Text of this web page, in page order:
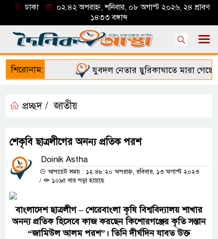
ঢাকা
০২:৪২ অপরাহ্ন, শনিবার, ০৮ অগাস্ট ২০২৬, ২৪ শ্রাবণ
১৪৩৩ বঙ্গাব্দ
শিরোনাম: যুবদল নেতার ছুরিকাঘাতে মারা গেছে
প্রচ্ছদ / জাতীয়
শেকৃবি ছাত্রলীগের অনন্য প্রতিক পরশ
Doinik Astha
আপডেট সময় : ১২:৪৮:২০ অপরাহ্ন, রবিবার, ১৩ অগাস্ট ২০২৩
/
১০৯৫ বার পড়া হয়েছে
বাংলাদেশ ছাত্রলীগ – শেরেবাংলা কৃষি বিশ্ববিদ্যালয় শাখার
অনন্য প্রতিক হিসেবে কাজ করছেন কিশোরগঞ্জের কৃতি সন্তান
“জামিউল আলম পরশ”। তিনি দীর্ঘদিন যাবত উক্ত